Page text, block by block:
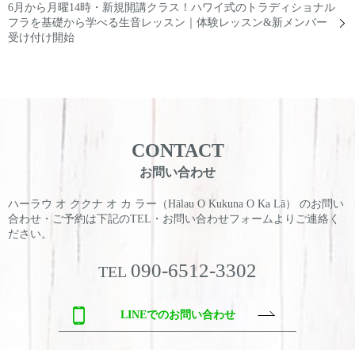
6月から月曜14時・新規開講クラス！ハワイ式のトラディショナル
フラを基礎から学べる生音レッスン｜体験レッスン&新メンバー
受け付け開始
CONTACT
お問い合わせ
ハーラウ オ ククナ オ カ ラー（Hālau O Kukuna O Ka Lā） のお問い
合わせ・ご予約は下記のTEL・お問い合わせフォームよりご連絡く
ださい。
TEL 090-6512-3302
LINEでのお問い合わせ